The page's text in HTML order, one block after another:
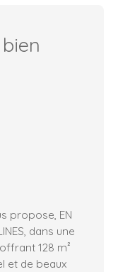
propose, EN
dans une
128 m²
et de beaux